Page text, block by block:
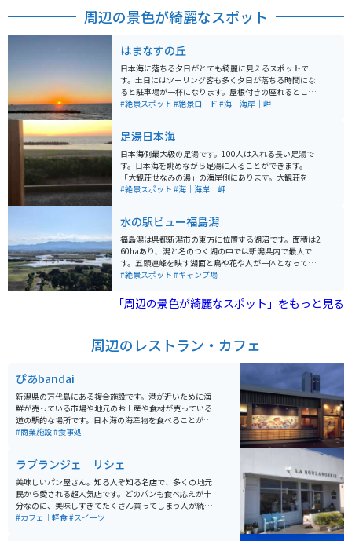
周辺の景色が綺麗なスポット
はまなすの丘
日本海に落ちる夕日がとても綺麗に見えるスポットで
す。土日にはツーリング客も多く夕日が落ちる時間にな
ると駐車場が一杯になります。屋根付きの座れるところ
やトイレもありゆっくりできます。お盆の時期は一帯に
#絶景スポット #絶景ロード #海｜海岸｜岬
足湯日本海
日本海側最大級の足湯です。100人は入れる長い足湯で
す。日本海を眺めながら足湯に入ることができます。
「大観荘せなみの湯」の海岸側にあります。大観荘を経
由せず外からまわれます。 営業時間は6：00～22：00で
#絶景スポット #海｜海岸｜岬
水の駅ビュー福島潟
福島潟は県都新潟市の東方に位置する湖沼です。面積は2
60haあり、潟と名のつく湖の中では新潟県内で最大で
す。五頭連峰を映す湖面と鳥や花や人が一体となって織
りなす四季折々の新潟の原風景を今に残しています。
などに選ばれています。福島潟はオオヒシクイやオニバ
スをはじめとして貴重な動植物が数多く生活しており、
設されていますが環境保全の観点から人数制限、事前申
#絶景スポット #キャンプ場
「周辺の景色が綺麗なスポット」をもっと見る
周辺のレストラン・カフェ
ぴあbandai
新潟県の万代島にある複合施設です。港が近いために海
鮮が売っている市場や地元のお土産や食材が売っている
道の駅的な場所です。日本海の海産物を食べることがで
きるお店が数店舗あり、なかでも回転寿司弁慶は一番お
しむことができる場所です。
#商業施設#食事処
ラブランジェ リシェ
美味しいパン屋さん。知る人ぞ知る名店で、多くの地元
民から愛される超人気店です。どのパンも食べ応えが十
分なのに、美味しすぎてたくさん買ってしまう人が続出
します。種類も豊富なので選ぶ楽しさも満点です。新潟
#カフェ｜軽食#スイーツ